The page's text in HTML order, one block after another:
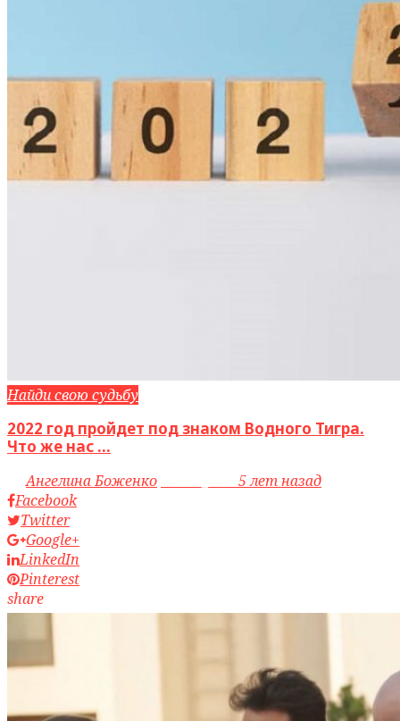
Найди свою судьбу
2022 год пройдет под знаком Водного Тигра.
Что же нас ...
byАнгелина Боженко
5 лет назад
Facebook
Twitter
Google+
LinkedIn
Pinterest
share